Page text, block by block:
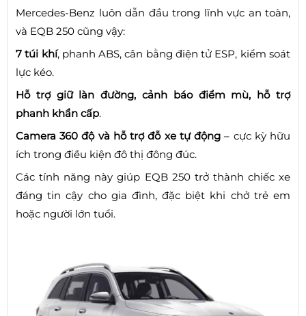
Mercedes-Benz luôn dẫn đầu trong lĩnh vực an toàn,
và EQB 250 cũng vậy:
7 túi khí, phanh ABS, cân bằng điện tử ESP, kiểm soát
lực kéo.
Hỗ trợ giữ làn đường, cảnh báo điểm mù, hỗ trợ
phanh khẩn cấp.
Camera 360 độ và hỗ trợ đỗ xe tự động – cực kỳ hữu
ích trong điều kiện đô thị đông đúc.
Các tính năng này giúp EQB 250 trở thành chiếc xe
đáng tin cậy cho gia đình, đặc biệt khi chở trẻ em
hoặc người lớn tuổi.